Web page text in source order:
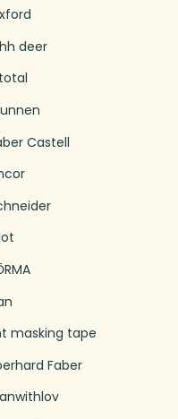
deer
Castell
masking tape
Faber